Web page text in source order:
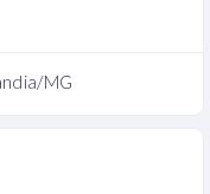
MG